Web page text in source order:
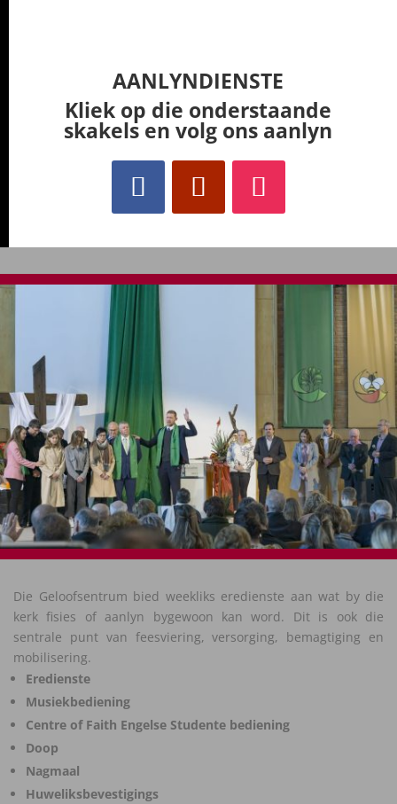
AANLYNDIENSTE
Kliek op die onderstaande
skakels en volg ons aanlyn
Die Geloofsentrum bied weekliks eredienste aan wat by die
kerk fisies of aanlyn bygewoon kan word. Dit is ook die
sentrale punt van feesviering, versorging, bemagtiging en
mobilisering.
Eredienste
Musiekbediening
Centre of Faith Engelse Studente bediening
Doop
Nagmaal
Huweliksbevestigings